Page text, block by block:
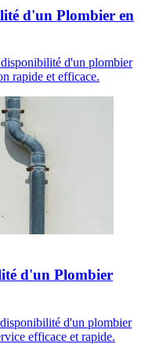
d'un Plombier en
d'un plombier
rapide et efficace.
d'un Plombier
d'un plombier
efficace et rapide.